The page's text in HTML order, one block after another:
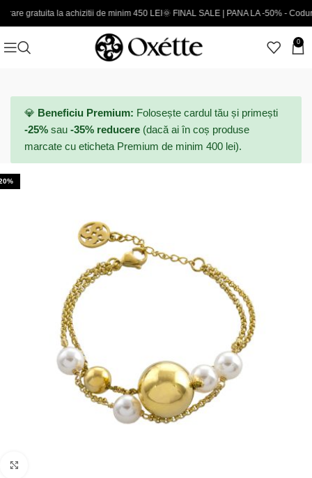
la achizitii de minim 450 LEI🌞 FINAL SALE | PANA LA -50% - Coduri noi
0
💎 Beneficiu Premium: Folosește cardul tău și primești
-25% sau -35% reducere (dacă ai în coș produse
marcate cu eticheta Premium de minim 400 lei).